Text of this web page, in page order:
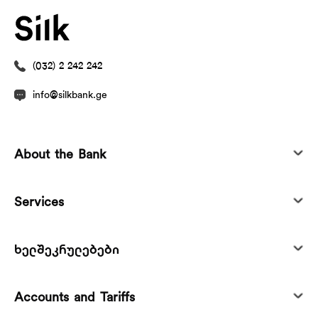
(032) 2 242 242
info@silkbank.ge
About the Bank
Services
ხელშეკრულებები
Accounts and Tariffs